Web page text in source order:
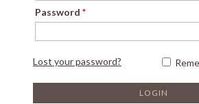
Password *
Lost your password?